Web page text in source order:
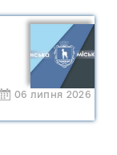
06 липня 2026